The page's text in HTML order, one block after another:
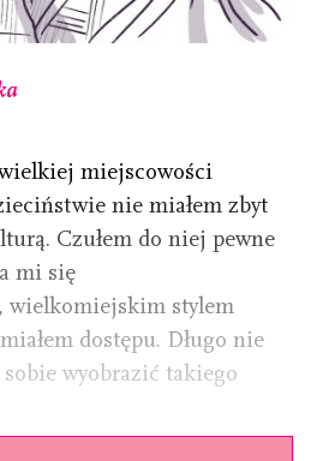
miejscowości
nie miałem zbyt
Czułem do niej pewne
mi się
wielkomiejskim stylem
dostępu. Długo nie
sobie wyobrazić takiego